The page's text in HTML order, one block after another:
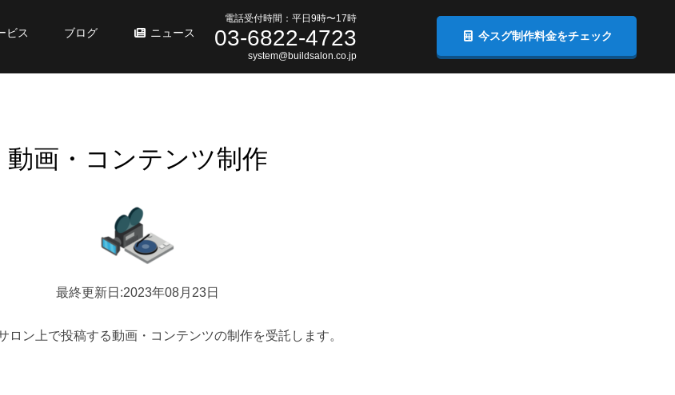
ビス ブログ ニュース 今スグ制作料金をチェック
電話受付時間：平日9時〜17時
03-6822-4723
system@buildsalon.co.jp
動画・コンテンツ制作
最終更新日:2023年08月23日
ロン上で投稿する動画・コンテンツの制作を受託します。